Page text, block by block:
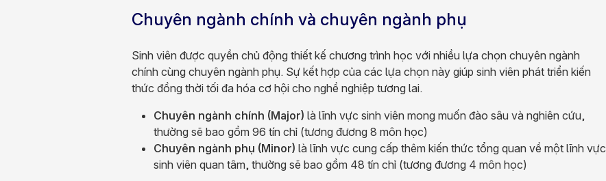
Chuyên ngành chính và chuyên ngành phụ
Sinh viên được quyền chủ động thiết kế chương trình học với nhiều lựa chọn chuyên ngành
chính cùng chuyên ngành phụ. Sự kết hợp của các lựa chọn này giúp sinh viên phát triển kiến
thức đồng thời tối đa hóa cơ hội cho nghề nghiệp tương lai.
Chuyên ngành chính (Major) là lĩnh vực sinh viên mong muốn đào sâu và nghiên cứu,
thường sẽ bao gồm 96 tín chỉ (tương đương 8 môn học)
Chuyên ngành phụ (Minor) là lĩnh vực cung cấp thêm kiến thức tổng quan về một lĩnh vực
sinh viên quan tâm, thường sẽ bao gồm 48 tín chỉ (tương đương 4 môn học)